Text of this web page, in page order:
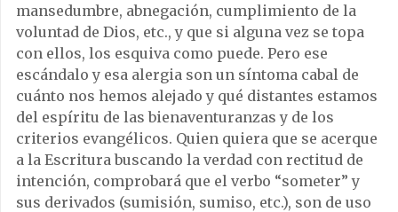
mansedumbre, abnegación, cumplimiento de la
voluntad de Dios, etc., y que si alguna vez se topa
con ellos, los esquiva como puede. Pero ese
escándalo y esa alergia son un síntoma cabal de
cuánto nos hemos alejado y qué distantes estamos
del espíritu de las bienaventuranzas y de los
criterios evangélicos. Quien quiera que se acerque
a la Escritura buscando la verdad con rectitud de
intención, comprobará que el verbo “someter” y
sus derivados (sumisión, sumiso, etc.), son de uso